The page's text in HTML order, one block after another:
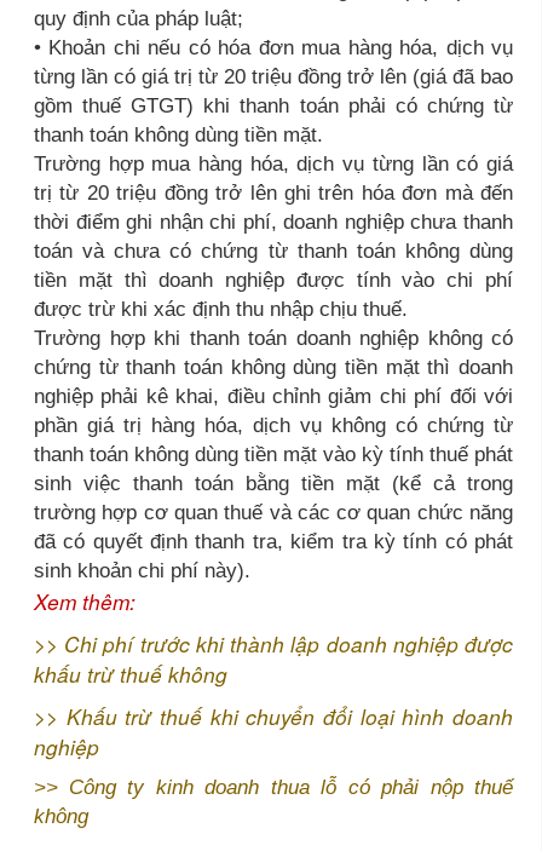
quy định của pháp luật;
• Khoản chi nếu có hóa đơn mua hàng hóa, dịch vụ
từng lần có giá trị từ 20 triệu đồng trở lên (giá đã bao
gồm thuế GTGT) khi thanh toán phải có chứng từ
thanh toán không dùng tiền mặt.
Trường hợp mua hàng hóa, dịch vụ từng lần có giá
trị từ 20 triệu đồng trở lên ghi trên hóa đơn mà đến
thời điểm ghi nhận chi phí, doanh nghiệp chưa thanh
toán và chưa có chứng từ thanh toán không dùng
tiền mặt thì doanh nghiệp được tính vào chi phí
được trừ khi xác định thu nhập chịu thuế.
Trường hợp khi thanh toán doanh nghiệp không có
chứng từ thanh toán không dùng tiền mặt thì doanh
nghiệp phải kê khai, điều chỉnh giảm chi phí đối với
phần giá trị hàng hóa, dịch vụ không có chứng từ
thanh toán không dùng tiền mặt vào kỳ tính thuế phát
sinh việc thanh toán bằng tiền mặt (kể cả trong
trường hợp cơ quan thuế và các cơ quan chức năng
đã có quyết định thanh tra, kiểm tra kỳ tính có phát
sinh khoản chi phí này).
Xem thêm:
>> Chi phí trước khi thành lập doanh nghiệp được
khấu trừ thuế không
>> Khấu trừ thuế khi chuyển đổi loại hình doanh
nghiệp
>> Công ty kinh doanh thua lỗ có phải nộp thuế
không